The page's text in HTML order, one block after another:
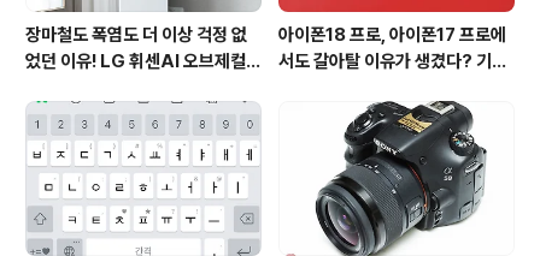
장마철도 폭염도 더 이상 걱정 없
었던 이유! LG 휘센AI 오브제컬렉
사용 후기
아이폰18 프로, 아이폰17 프로에
서도 갈아탈 이유가 생겼다? 기대